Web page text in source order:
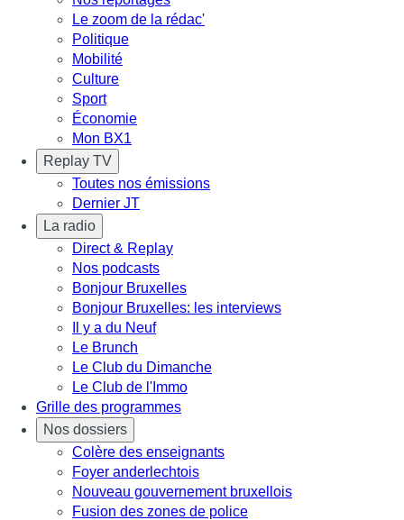
Le zoom de la rédac'
Politique
Mobilité
Culture
Sport
Économie
Mon BX1
Replay TV
Toutes nos émissions
Dernier JT
La radio
Direct & Replay
Nos podcasts
Bonjour Bruxelles
Bonjour Bruxelles: les interviews
Il y a du Neuf
Le Brunch
Le Club du Dimanche
Le Club de l'Immo
Grille des programmes
Nos dossiers
Colère des enseignants
Foyer anderlechtois
Nouveau gouvernement bruxellois
Fusion des zones de police